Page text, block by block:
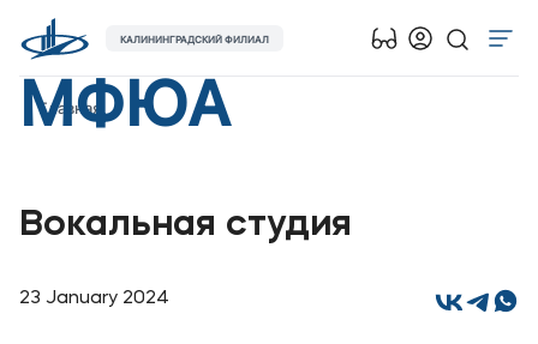
МФЮА
КАЛИНИНГРАДСКИЙ ФИЛИАЛ
Об университете
Абитуриенту
Главная
Вокальная студия
23 January 2024